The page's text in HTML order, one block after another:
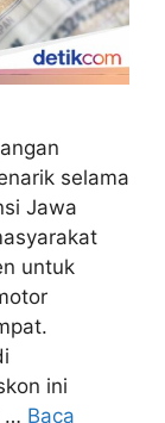
selama
Jawa
untuk
ini
… Baca